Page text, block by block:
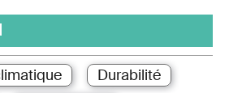
Durabilité